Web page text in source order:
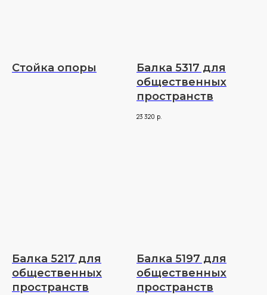
Стойка опоры
Балка 5317 для
общественных
пространств
23 320 р.
Балка 5217 для
общественных
пространств
Балка 5197 для
общественных
пространств